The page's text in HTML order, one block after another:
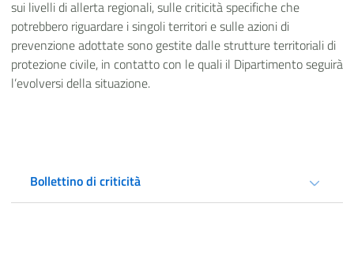
sui livelli di allerta regionali, sulle criticità specifiche che
potrebbero riguardare i singoli territori e sulle azioni di
prevenzione adottate sono gestite dalle strutture territoriali di
protezione civile, in contatto con le quali il Dipartimento seguirà
l’evolversi della situazione.
Bollettino di criticità